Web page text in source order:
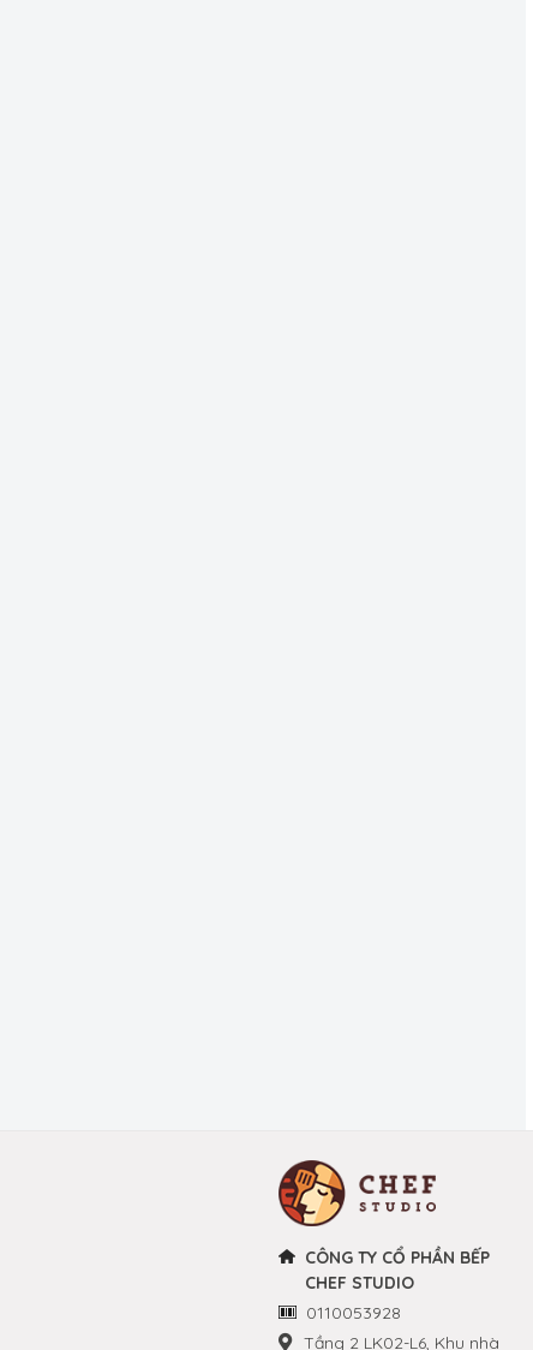
CÔNG TY CỔ PHẦN BẾP
CHEF STUDIO
0110053928
Tầng 2 LK02-L6, Khu nhà